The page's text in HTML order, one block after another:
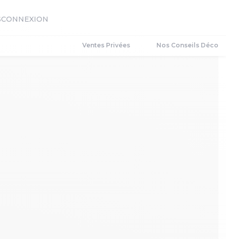
CONNEXION
Ventes Privées Nos Conseils Déco